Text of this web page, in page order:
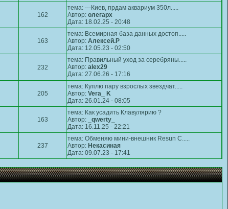
162
тема: ---Киев, прдам аквариум 350л.....
Автор: олегарх
Дата: 18.02.25 - 20:48
163
тема: Всемирная база данных достоп.....
Автор: Алексей.Р
Дата: 12.05.23 - 02:50
232
тема: Правильный уход за серебряны.....
Автор: alex29
Дата: 27.06.26 - 17:16
205
тема: Куплю пару взрослых звездчат.....
Автор: Vera_ K
Дата: 26.01.24 - 08:05
163
тема: Как усадить Клавулярию ?
Автор:
_qwerty_
Дата: 16.11.25 - 22:21
237
тема: Обменяю мини-внешник Resun C.....
Автор: Некасиная
Дата: 09.07.23 - 17:41